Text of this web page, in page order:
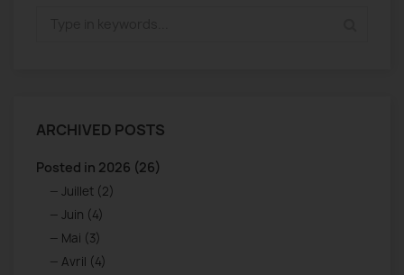
ARCHIVED POSTS
Posted in 2026 (26)
Juillet (2)
Juin (4)
Mai (3)
Avril (4)